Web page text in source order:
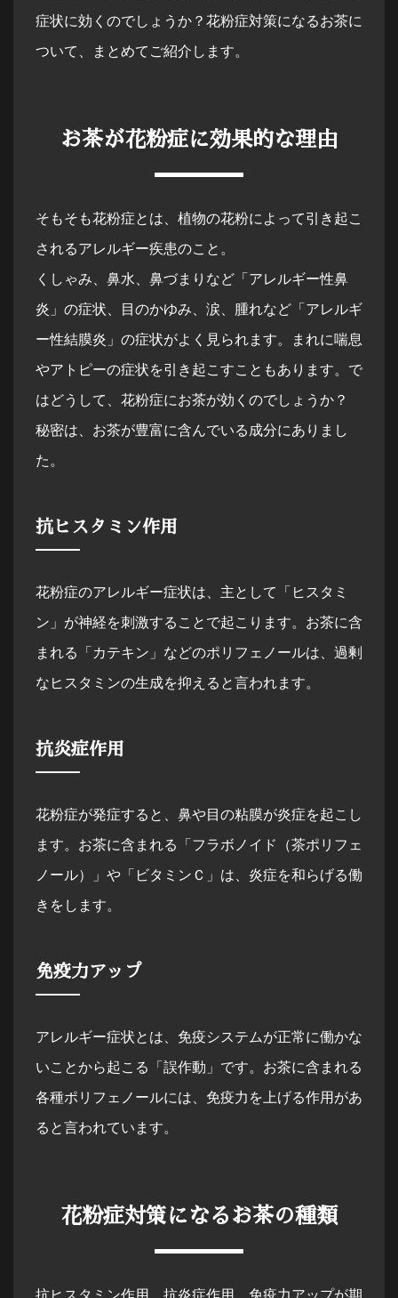
症状に効くのでしょうか？花粉症対策になるお茶に
ついて、まとめてご紹介します。
お茶が花粉症に効果的な理由
そもそも花粉症とは、植物の花粉によって引き起こ
されるアレルギー疾患のこと。
くしゃみ、鼻水、鼻づまりなど「アレルギー性鼻
炎」の症状、目のかゆみ、涙、腫れなど「アレルギ
ー性結膜炎」の症状がよく見られます。まれに喘息
やアトピーの症状を引き起こすこともあります。で
はどうして、花粉症にお茶が効くのでしょうか？
秘密は、お茶が豊富に含んでいる成分にありまし
た。
抗ヒスタミン作用
花粉症のアレルギー症状は、主として「ヒスタミ
ン」が神経を刺激することで起こります。お茶に含
まれる「カテキン」などのポリフェノールは、過剰
なヒスタミンの生成を抑えると言われます。
抗炎症作用
花粉症が発症すると、鼻や目の粘膜が炎症を起こし
ます。お茶に含まれる「フラボノイド（茶ポリフェ
ノール）」や「ビタミンＣ」は、炎症を和らげる働
きをします。
免疫力アップ
アレルギー症状とは、免疫システムが正常に働かな
いことから起こる「誤作動」です。お茶に含まれる
各種ポリフェノールには、免疫力を上げる作用があ
ると言われています。
花粉症対策になるお茶の種類